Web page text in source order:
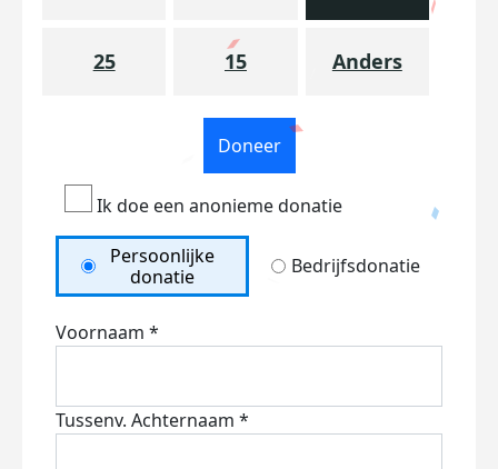
25 15 Anders
Doneer
Ik doe een anonieme donatie
Persoonlijke
donatie
Bedrijfsdonatie
Voornaam *
Tussenv. Achternaam *